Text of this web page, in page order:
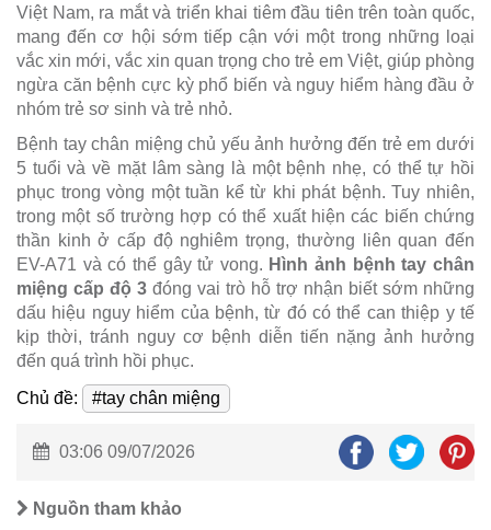
Việt Nam, ra mắt và triển khai tiêm đầu tiên trên toàn quốc,
mang đến cơ hội sớm tiếp cận với một trong những loại
vắc xin mới, vắc xin quan trọng cho trẻ em Việt, giúp phòng
ngừa căn bệnh cực kỳ phổ biến và nguy hiểm hàng đầu ở
nhóm trẻ sơ sinh và trẻ nhỏ.
Bệnh tay chân miệng chủ yếu ảnh hưởng đến trẻ em dưới
5 tuổi và về mặt lâm sàng là một bệnh nhẹ, có thể tự hồi
phục trong vòng một tuần kể từ khi phát bệnh. Tuy nhiên,
trong một số trường hợp có thể xuất hiện các biến chứng
thần kinh ở cấp độ nghiêm trọng, thường liên quan đến
EV-A71 và có thể gây tử vong. Hình ảnh bệnh tay chân
miệng cấp độ 3 đóng vai trò hỗ trợ nhận biết sớm những
dấu hiệu nguy hiểm của bệnh, từ đó có thể can thiệp y tế
kịp thời, tránh nguy cơ bệnh diễn tiến nặng ảnh hưởng
đến quá trình hồi phục.
Chủ đề:
#tay chân miệng
03:06 09/07/2026
Nguồn tham khảo